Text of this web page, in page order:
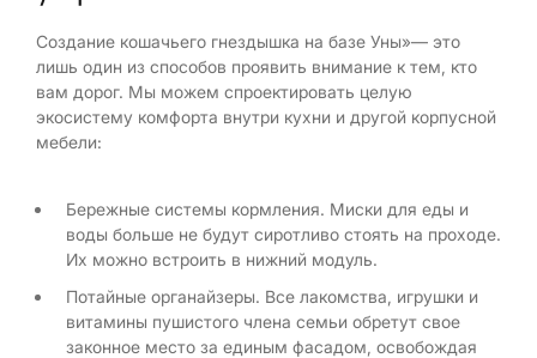
Создание кошачьего гнездышка на базе Уны»— это
лишь один из способов проявить внимание к тем, кто
вам дорог. Мы можем спроектировать целую
экосистему комфорта внутри кухни и другой корпусной
мебели:
Бережные системы кормления. Миски для еды и
воды больше не будут сиротливо стоять на проходе.
Их можно встроить в нижний модуль.
Потайные органайзеры. Все лакомства, игрушки и
витамины пушистого члена семьи обретут свое
законное место за единым фасадом, освобождая